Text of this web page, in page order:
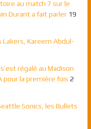
au match 7 sur le
Durant a fait parler 19
Lakers, Kareem Abdul-
régalé au Madison
pour la première fois 2
Sonics, les Bullets